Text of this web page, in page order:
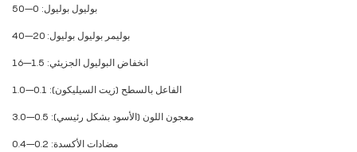
بوليول بوليول: 0–50
بوليمر بوليول بوليول: 20–40
انخفاض البوليول الجزيئي: 1.5–16
الفاعل بالسطح (زيت السيليكون): 0.1–1.0
معجون اللون (الأسود بشكل رئيسي): 0.5–3.0
مضادات الأكسدة: 0.2–0.4